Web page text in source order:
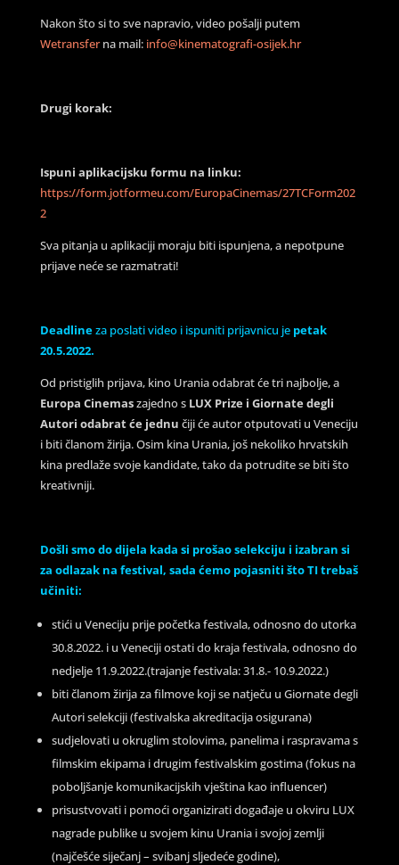
Nakon što si to sve napravio, video pošalji putem
Wetransferna mail: info@kinematografi-osijek.hr
Drugi korak:
Ispuni aplikacijsku formu na linku:
https://form.jotformeu.com/EuropaCinemas/27TCForm202
2
Sva pitanja u aplikaciji moraju biti ispunjena, a nepotpune
prijave neće se razmatrati!
Deadlineza poslati video i ispuniti prijavnicu je petak
20.5.2022.
Od pristiglih prijava, kino Urania odabrat će tri najbolje, a
Europa Cinemaszajedno s LUX Prize i Giornate degli
Autori odabrat će jednu čiji će autor otputovati u Veneciju
i biti članom žirija. Osim kina Urania, još nekoliko hrvatskih
kina predlaže svoje kandidate, tako da potrudite se biti što
kreativniji.
Došli smo do dijela kada si prošao selekciju i izabran si
za odlazak na festival, sada ćemo pojasniti što TI trebaš
učiniti:
stići u Veneciju prije početka festivala, odnosno do utorka
30.8.2022. i u Veneciji ostati do kraja festivala, odnosno do
nedjelje 11.9.2022.(trajanje festivala: 31.8.- 10.9.2022.)
biti članom žirija za filmove koji se natječu u Giornate degli
Autori selekciji (festivalska akreditacija osigurana)
sudjelovati u okruglim stolovima, panelima i raspravama s
filmskim ekipama i drugim festivalskim gostima (fokus na
poboljšanje komunikacijskih vještina kao influencer)
prisustvovati i pomoći organizirati događaje u okviru LUX
nagrade publike u svojem kinu Urania i svojoj zemlji
(najčešće siječanj – svibanj sljedeće godine),